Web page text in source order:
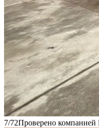
7/72Проверено компанией